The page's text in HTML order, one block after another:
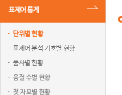
표제어 통계
단위별 현황
표제어 분석 기호별 현황
품사별 현황
음절 수별 현황
첫 자모별 현황